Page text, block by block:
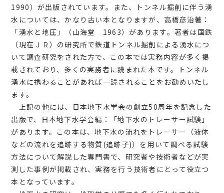
1990）が出版されています。また、トンネル掘削に伴う湧
水については、かなり古い本となりますが、高橋彦治著：
「湧水と地圧」（山海堂 1963）があります。著者は国鉄
（現在ＪＲ）の研究所で鉄道トンネル掘削による湧水につ
いて調査研究をされた方で、この本では実務内容が多く掲
載されており、多くの実務者に読まれた本です。トンネル
湧水に携わることがあれば一読されることをお勧めいたし
ます。
上記の他には、日本地下水学会の創立50周年を記念した
出版で、日本地下水学会編：「地下水のトレーサー試験」
があります。この本は、地下水の流れをトレーサー（液体
などの流れを追跡する物質(追跡子)）を用いて調べる試験
方法について解説した専門書で、研究者や技術者などが実
測した事例が掲載され、実務を行う技術者にとって役立つ
本となっています。